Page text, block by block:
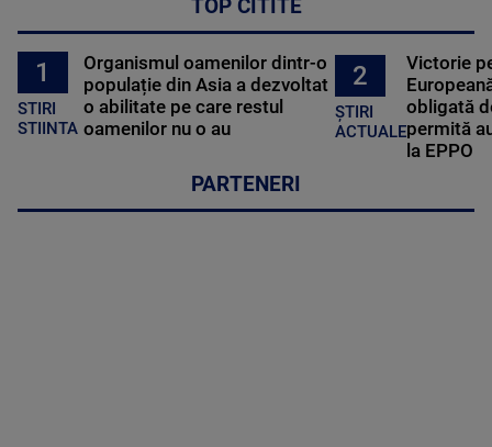
TOP CITITE
1
STIRI
STIINTA
Organismul oamenilor dintr-o
populație din Asia a dezvoltat
o abilitate pe care restul
oamenilor nu o au
2
ȘTIRI
ACTUALE
Victorie
obligată
permită
la EPPO
PARTENERI